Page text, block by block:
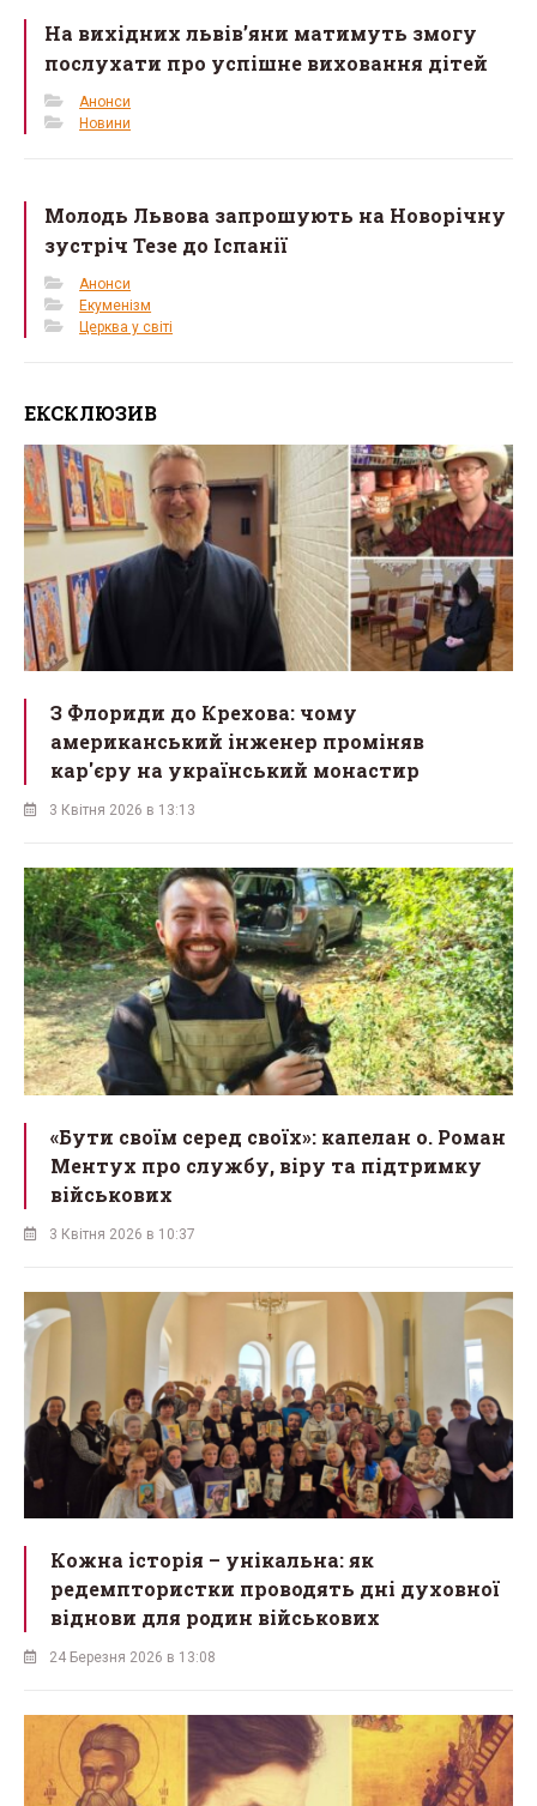
На вихідних львів’яни матимуть змогу
послухати про успішне виховання дітей
Анонси
Новини
Молодь Львова запрошують на Новорічну
зустріч Тезе до Іспанії
Анонси
Екуменізм
Церква у світі
ЕКСКЛЮЗИВ
З Флориди до Крехова: чому
американський інженер проміняв
кар'єру на український монастир
3 Квітня 2026 в 13:13
«Бути своїм серед своїх»: капелан о. Роман
Ментух про службу, віру та підтримку
військових
3 Квітня 2026 в 10:37
Кожна історія – унікальна: як
редемптористки проводять дні духовної
віднови для родин військових
24 Березня 2026 в 13:08